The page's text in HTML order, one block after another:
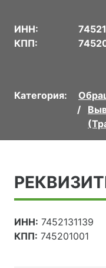
ИНН:
КПП:
Категория:
ИНН: 7452131139
КПП: 745201001